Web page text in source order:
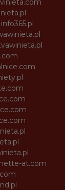
info365.pl
at.com